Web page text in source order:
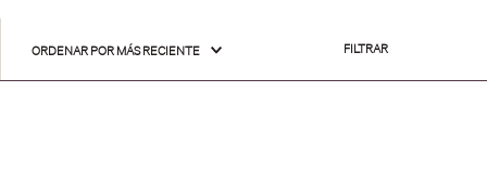
ORDENAR POR MÁS RECIENTE FILTRAR